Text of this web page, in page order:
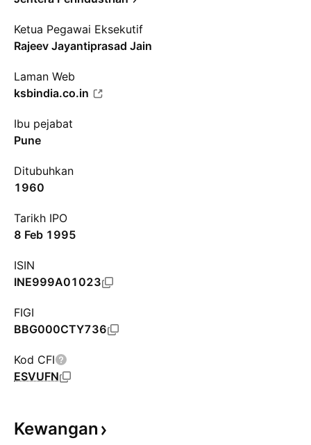
Ketua Pegawai Eksekutif
Rajeev Jayantiprasad Jain
Laman Web
ksbindia.co.in
Ibu pejabat
Pune
Ditubuhkan
1960
Tarikh IPO
8 Feb 1995
ISIN
INE999A01023
FIGI
BBG000CTY736
Kod CFI
ESVUFN
Kewangan